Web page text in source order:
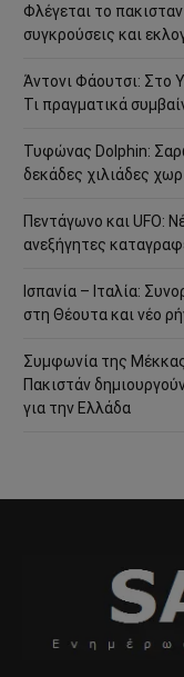
Φλέγεται το
συγκρούσεις και
Άντονι Φάουτσι: Στο
Τι πραγματικά
Τυφώνας Dolphin:
δεκάδες χιλιάδες
Πεντάγωνο και UFO:
ανεξήγητες
Ισπανία – Ιταλία:
στη Θέουτα και νέο
Συμφωνία της
Πακιστάν
για την Ελλάδα